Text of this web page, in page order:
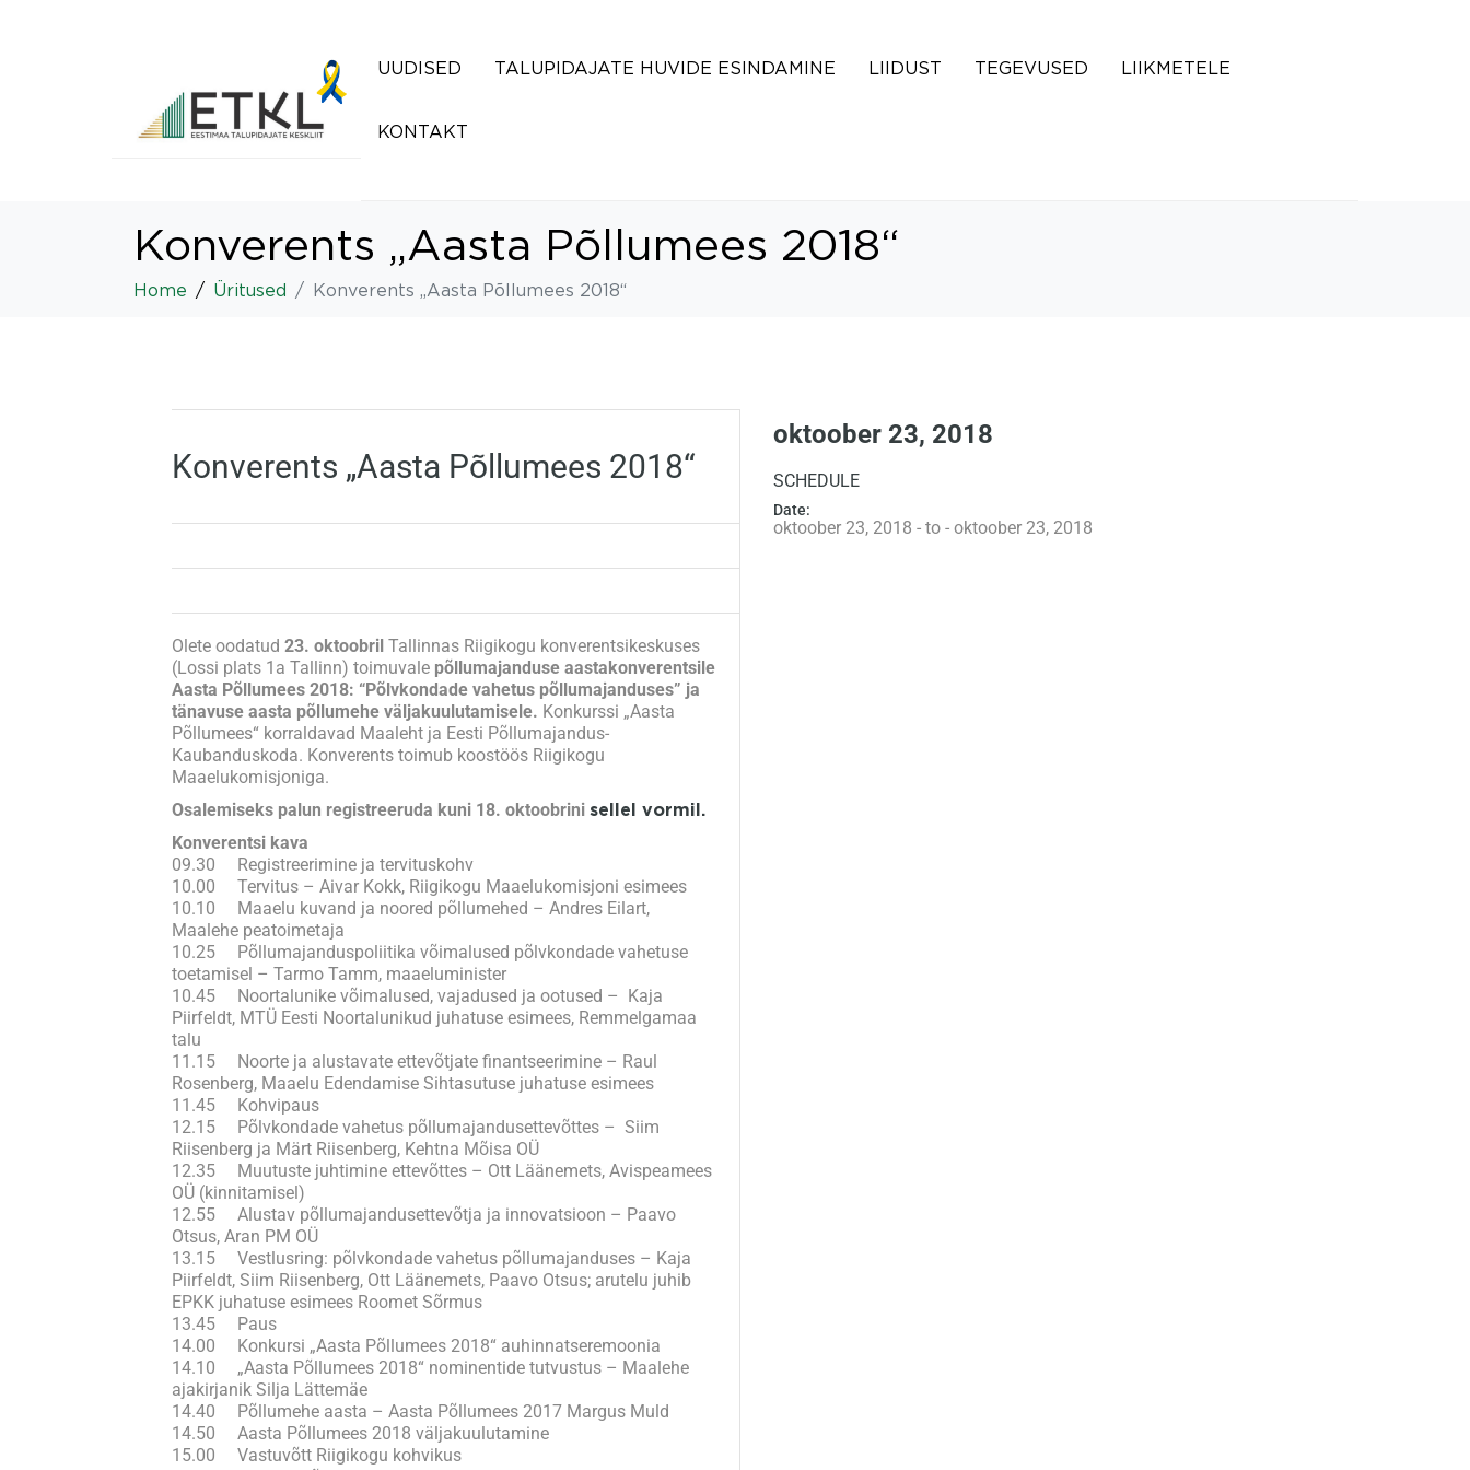
UUDISED TALUPIDAJATE HUVIDE ESINDAMINE LIIDUST TEGEVUSED LIIKMETELE
KONTAKT
Konverents „Aasta Põllumees 2018“
Home Üritused Konverents „Aasta Põllumees 2018“
Konverents „Aasta Põllumees 2018“
Olete oodatud 23. oktoobril Tallinnas Riigikogu konverentsikeskuses
(Lossi plats 1a Tallinn) toimuvale põllumajanduse aastakonverentsile
Aasta Põllumees 2018: “Põlvkondade vahetus põllumajanduses” ja
tänavuse aasta põllumehe väljakuulutamisele. Konkurssi „Aasta
Põllumees“ korraldavad Maaleht ja Eesti Põllumajandus-
Kaubanduskoda. Konverents toimub koostöös Riigikogu
Maaelukomisjoniga.
Osalemiseks palun registreeruda kuni 18. oktoobrini sellel vormil.
Konverentsi kava
09.30 Registreerimine ja tervituskohv
10.00 Tervitus – Aivar Kokk, Riigikogu Maaelukomisjoni esimees
10.10 Maaelu kuvand ja noored põllumehed – Andres Eilart,
Maalehe peatoimetaja
10.25 Põllumajanduspoliitika võimalused põlvkondade vahetuse
toetamisel – Tarmo Tamm, maaeluminister
10.45 Noortalunike võimalused, vajadused ja ootused – Kaja
Piirfeldt, MTÜ Eesti Noortalunikud juhatuse esimees, Remmelgamaa
talu
11.15 Noorte ja alustavate ettevõtjate finantseerimine – Raul
Rosenberg, Maaelu Edendamise Sihtasutuse juhatuse esimees
11.45 Kohvipaus
12.15 Põlvkondade vahetus põllumajandusettevõttes – Siim
Riisenberg ja Märt Riisenberg, Kehtna Mõisa OÜ
12.35 Muutuste juhtimine ettevõttes – Ott Läänemets, Avispeamees
OÜ (kinnitamisel)
12.55 Alustav põllumajandusettevõtja ja innovatsioon – Paavo
Otsus, Aran PM OÜ
13.15 Vestlusring: põlvkondade vahetus põllumajanduses – Kaja
Piirfeldt, Siim Riisenberg, Ott Läänemets, Paavo Otsus; arutelu juhib
EPKK juhatuse esimees Roomet Sõrmus
13.45 Paus
14.00 Konkursi „Aasta Põllumees 2018“ auhinnatseremoonia
14.10 „Aasta Põllumees 2018“ nominentide tutvustus – Maalehe
ajakirjanik Silja Lättemäe
14.40 Põllumehe aasta – Aasta Põllumees 2017 Margus Muld
14.50 Aasta Põllumees 2018 väljakuulutamine
15.00 Vastuvõtt Riigikogu kohvikus
oktoober 23, 2018
SCHEDULE
Date:
oktoober 23, 2018 - to - oktoober 23, 2018